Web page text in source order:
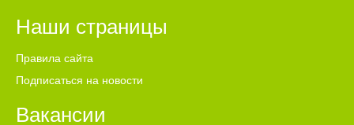
Наши страницы
Правила сайта
Подписаться на новости
Вакансии